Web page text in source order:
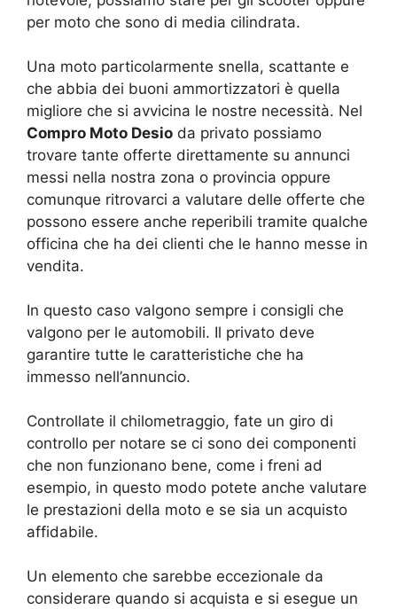
per moto che sono di media cilindrata.
Una moto particolarmente snella, scattante e
che abbia dei buoni ammortizzatori è quella
migliore che si avvicina le nostre necessità. Nel
Compro Moto Desio da privato possiamo
trovare tante offerte direttamente su annunci
messi nella nostra zona o provincia oppure
comunque ritrovarci a valutare delle offerte che
possono essere anche reperibili tramite qualche
officina che ha dei clienti che le hanno messe in
vendita.
In questo caso valgono sempre i consigli che
valgono per le automobili. Il privato deve
garantire tutte le caratteristiche che ha
immesso nell’annuncio.
Controllate il chilometraggio, fate un giro di
controllo per notare se ci sono dei componenti
che non funzionano bene, come i freni ad
esempio, in questo modo potete anche valutare
le prestazioni della moto e se sia un acquisto
affidabile.
Un elemento che sarebbe eccezionale da
considerare quando si acquista e si esegue un